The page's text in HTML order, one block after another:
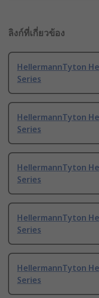
ลิงก์ที่เกี่ยวข้อง
HellermannTyton
Series
HellermannTyton
Series
HellermannTyton
Series
HellermannTyton
Series
HellermannTyton
Series